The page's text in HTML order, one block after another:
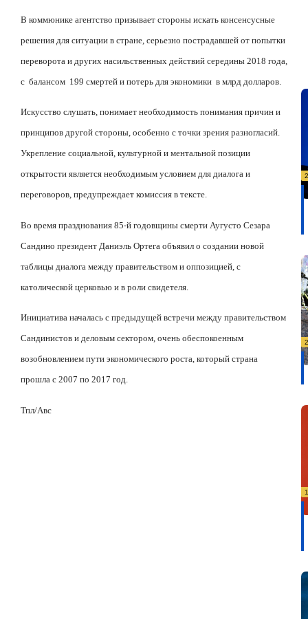
В коммюнике агентство призывает стороны искать консенсусные
решения для ситуации в стране, серьезно пострадавшей от попытки
переворота и других насильственных действий середины 2018 года,
с балансом 199 смертей и потерь для экономики в млрд долларов.
Искусство слушать, понимает необходимость понимания причин и
принципов другой стороны, особенно с точки зрения разногласий.
Укрепление социальной, культурной и ментальной позиции
открытости является необходимым условием для диалога и
переговоров, предупреждает комиссия в тексте.
Во время празднования 85-й годовщины смерти Аугусто Сезара
Сандино президент Даниэль Ортега объявил о создании новой
таблицы диалога между правительством и оппозицией, с
католической церковью и в роли свидетеля.
Инициатива началась с предыдущей встречи между правительством
Сандинистов и деловым сектором, очень обеспокоенным
возобновлением пути экономического роста, который страна
прошла с 2007 по 2017 год.
Тпл/Авс